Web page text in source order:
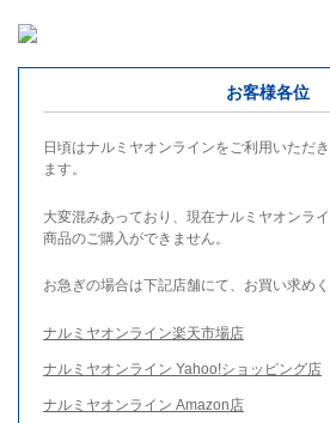
お客様各位
日頃はナルミヤオンラインをご利用いただ
ます。
大変混みあっており、現在ナルミヤオンラ
商品のご購入ができません。
お急ぎの場合は下記店舗にて、お買い求めく
ナルミヤオンライン楽天市場店
ナルミヤオンライン Yahoo!ショッピング店
ナルミヤオンライン Amazon店